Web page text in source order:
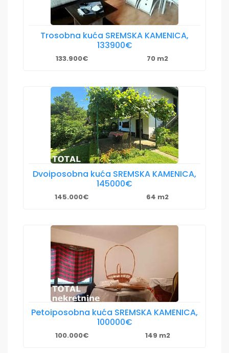
Trosobna kuća SREMSKA KAMENICA,
133900€
133.900€ 70 m2
Dvoiposobna kuća SREMSKA KAMENICA,
145000€
145.000€ 64 m2
Petoiposobna kuća SREMSKA KAMENICA,
100000€
100.000€ 149 m2